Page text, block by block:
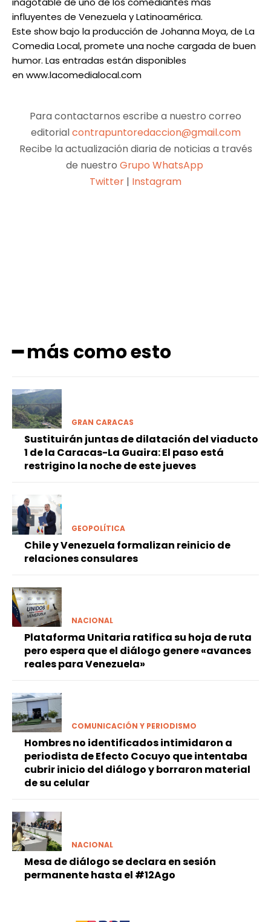
influyentes de Venezuela y Latinoamérica.
Este show bajo la producción de Johanna Moya, de La
Comedia Local, promete una noche cargada de buen
humor. Las entradas están disponibles
en www.lacomedialocal.com
Para contactarnos escribe a nuestro correo
editorialcontrapuntoredaccion@gmail.com
Recibe la actualización diaria de noticias a través
de nuestro Grupo WhatsApp
Twitter | Instagram
━ más como esto
GRAN CARACAS
Sustituirán juntas de dilatación del viaducto
1 de la Caracas-La Guaira: El paso está
restrigino la noche de este jueves
GEOPOLÍTICA
Chile y Venezuela formalizan reinicio de
relaciones consulares
NACIONAL
Plataforma Unitaria ratifica su hoja de ruta
pero espera que el diálogo genere «avances
reales para Venezuela»
COMUNICACIÓN Y PERIODISMO
Hombres no identificados intimidaron a
periodista de Efecto Cocuyo que intentaba
cubrir inicio del diálogo y borraron material
de su celular
NACIONAL
Mesa de diálogo se declara en sesión
permanente hasta el #12Ago